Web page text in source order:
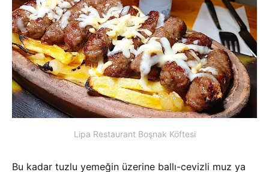
Lipa Restaurant Boşnak Köftesi
Bu kadar tuzlu yemeğin üzerine ballı-cevizli muz ya